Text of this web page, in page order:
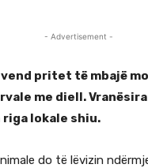
- Advertisement -
vend pritet të mbajë
me diell.
lokale shiu.
do të lëvizin